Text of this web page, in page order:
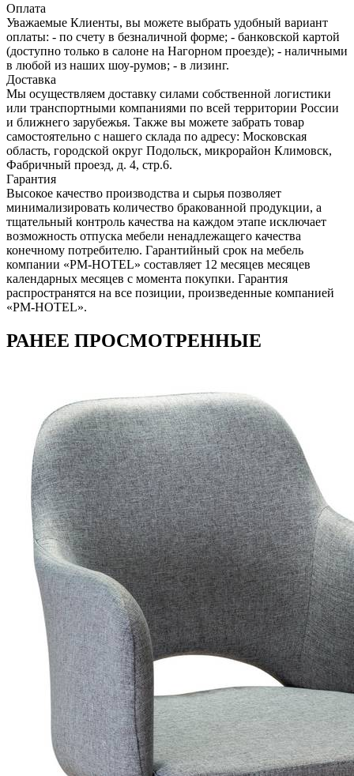
Оплата
Уважаемые Клиенты, вы можете выбрать удобный вариант
оплаты: - по счету в безналичной форме; - банковской картой
(доступно только в салоне на Нагорном проезде); - наличными
в любой из наших шоу-румов; - в лизинг.
Доставка
Мы осуществляем доставку силами собственной логистики
или транспортными компаниями по всей территории России
и ближнего зарубежья. Также вы можете забрать товар
самостоятельно с нашего склада по адресу: Московская
область, городcкой округ Подольск, микрорайон Климовск,
Фабричный проезд, д. 4, стр.6.
Гарантия
Высокое качество производства и сырья позволяет
минимализировать количество бракованной продукции, а
тщательный контроль качества на каждом этапе исключает
возможность отпуска мебели ненадлежащего качества
конечному потребителю. Гарантийный срок на мебель
компании «PM-HOTEL» составляет 12 месяцев месяцев
календарных месяцев с момента покупки. Гарантия
распространятся на все позиции, произведенные компанией
«PM-HOTEL».
РАНЕЕ ПРОСМОТРЕННЫЕ